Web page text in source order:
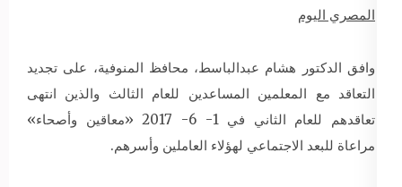
المصري اليوم
وافق الدكتور هشام عبدالباسط، محافظ المنوفية، على تجديد
التعاقد مع المعلمين المساعدين للعام الثالث والذين انتهى
تعاقدهم للعام الثاني في 1- 6- 2017 «معاقين وأصحاء»
مراعاة للبعد الاجتماعي لهؤلاء العاملين وأسرهم.